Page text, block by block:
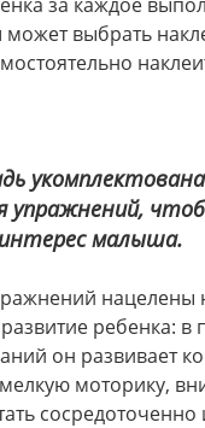
выбрать
упражнений,
малыша.
нацелены
ребенка: в
он развивает
моторику,
сосредоточенно